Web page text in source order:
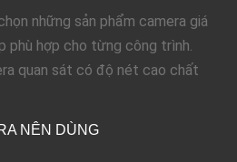
những sản phẩm camera giá
phù hợp cho từng công trình.
quan sát có độ nét cao chất
NÊN DÙNG